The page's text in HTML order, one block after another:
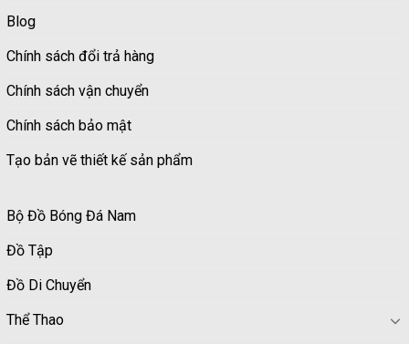
Blog
Chính sách đổi trả hàng
Chính sách vận chuyển
Chính sách bảo mật
Tạo bản vẽ thiết kế sản phẩm
Bộ Đồ Bóng Đá Nam
Đồ Tập
Đồ Di Chuyển
Thể Thao